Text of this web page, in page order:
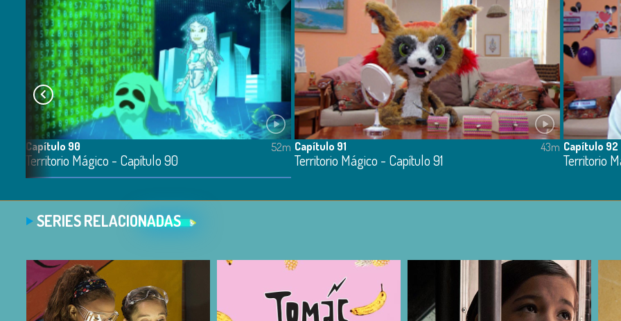
Capítulo 90
Territorio Mágico - Capítulo 90
52m Capítulo 91
Territorio Mágico - Capítulo 91
43m Capítulo 92
Territorio
SERIES RELACIONADAS